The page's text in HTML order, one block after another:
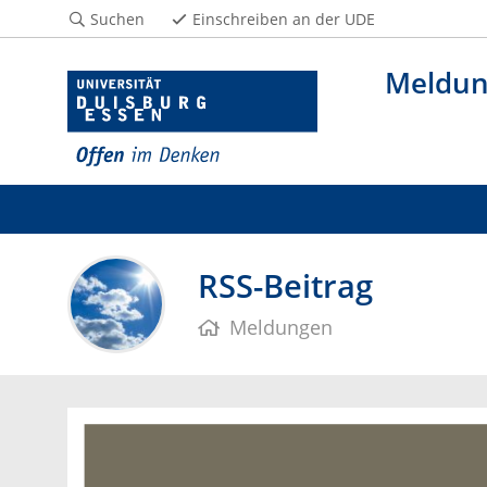
Suchen Einschreiben an der UDE
RSS-Beitrag
Meldungen